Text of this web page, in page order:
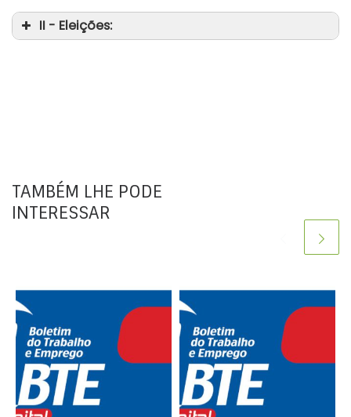
II - Eleições:
TAMBÉM LHE PODE
INTERESSAR